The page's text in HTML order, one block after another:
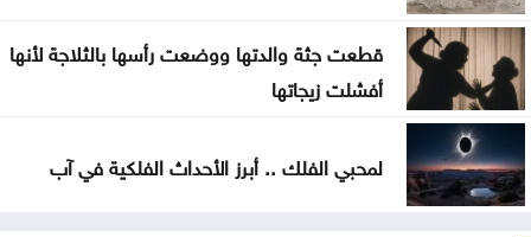
قطعت جثة والدتها ووضعت رأسها بالثلاجة لأنها
أفشلت زيجاتها
لمحبي الفلك .. أبرز الأحداث الفلكية في آب